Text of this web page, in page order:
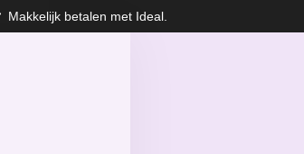
Makkelijk betalen met Ideal.